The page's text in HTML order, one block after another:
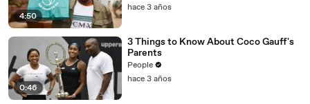
4:50
hace 3 años
0:46
3 Things to Know About Coco Gauff's
Parents
People
hace 3 años